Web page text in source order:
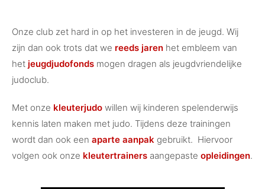
Onze club zet hard in op het investeren in de jeugd. Wij
zijn dan ook trots dat we reeds jaren het embleem van
het jeugdjudofonds mogen dragen als jeugdvriendelijke
judoclub.
Met onze kleuterjudo willen wij kinderen spelenderwijs
kennis laten maken met judo. Tijdens deze trainingen
wordt dan ook een aparte aanpak gebruikt. Hiervoor
volgen ook onze kleutertrainers aangepaste opleidingen.